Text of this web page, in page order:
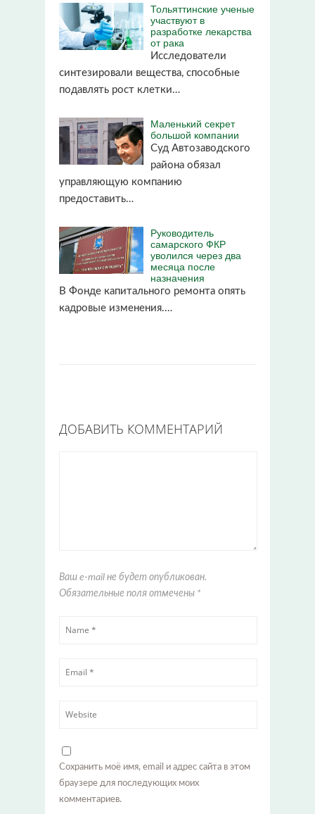
Тольяттинские ученые
участвуют в
разработке лекарства
от рака
Исследователи
синтезировали вещества, способные
подавлять рост клетки…
Маленький секрет
большой компании
Суд Автозаводского
района обязал
управляющую компанию
предоставить…
Руководитель
самарского ФКР
уволился через два
месяца после
назначения
В Фонде капитального ремонта опять
кадровые изменения.…
ДОБАВИТЬ КОММЕНТАРИЙ
Ваш e-mail не будет опубликован.
Обязательные поля отмечены *
Сохранить моё имя, email и адрес сайта в этом
браузере для последующих моих
комментариев.